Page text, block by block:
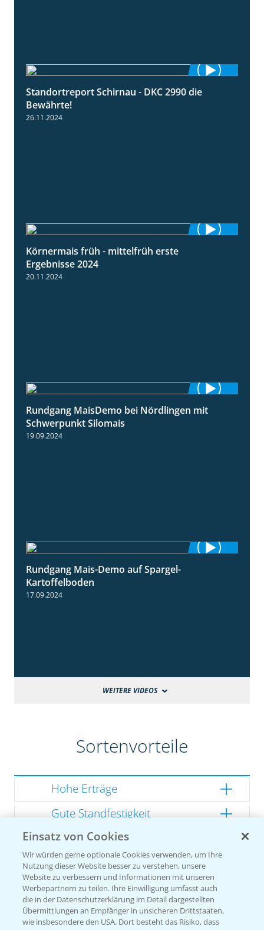
2:14
Standortreport Schirnau - DKC 2990 die
Bewährte!
26.11.2024
Körnermais früh - mittelfrüh erste
Ergebnisse 2024
20.11.2024
10:51
Rundgang MaisDemo bei Nördlingen mit
Schwerpunkt Silomais
19.09.2024
Rundgang Mais-Demo auf Spargel-
Kartoffelboden
17.09.2024
WEITERE VIDEOS
Sortenvorteile
Hohe Erträge
Gute Standfestigkeit
Gutes Dry Down
Gesunde Kolben
Sorteneinstufung nach
Einsatz von Cookies
Wir würden gerne optionale Cookies verwenden, um Ihre
Nutzung dieser Website besser zu verstehen, unsere
Website zu verbessern und Informationen mit unseren
Werbepartnern zu teilen. Ihre Einwilligung umfasst auch
die in der Datenschutzerklärung im Detail dargestellten
Übermittlungen an Empfänger in unsicheren Drittstaaten,
wie insbesondere den USA. Dort besteht das Risiko, dass